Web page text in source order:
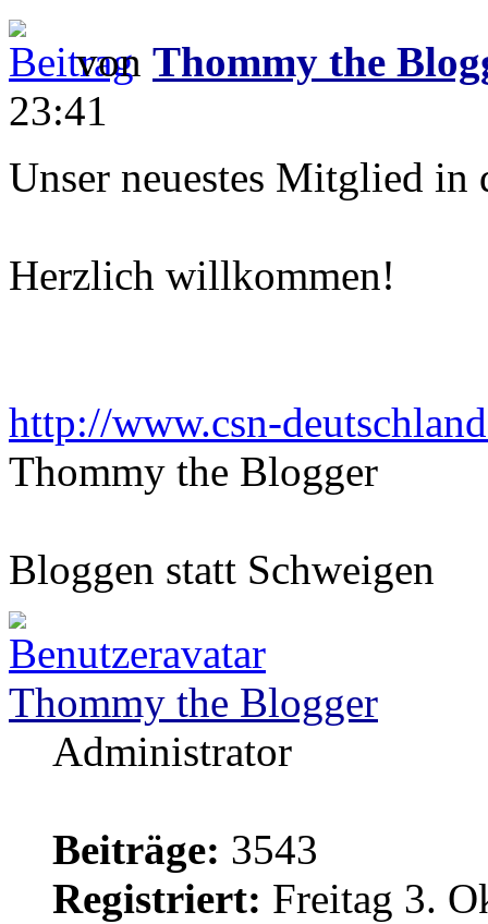
von Thommy the
23:41
Unser neuestes Mitglied in
Herzlich willkommen!
http://www.csn-
Thommy the Blogger
Bloggen statt Schweigen
Thommy the Blogger
Administrator
Beiträge: 3543
Registriert: Freitag 3.